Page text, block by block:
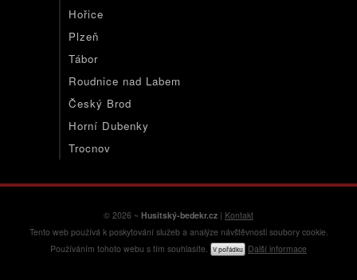
Hořice
Plzeň
Tábor
Roudnice nad Labem
Český Brod
Horní Dubenky
Trocnov
© 2026 ~ Husitský-bedekr.cz | Kontakt
Tento web používá k poskytování služeb a analýze návštěvnosti soubory cookie.
Používáním tohoto webu s tím souhlasíte.
V pořádku Další informace